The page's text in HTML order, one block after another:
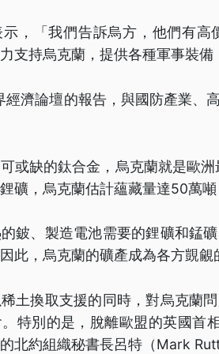
，「我們告訴烏方，他們有
支持烏克蘭，提供各種軍事裝備
濟論壇的報告，與國防產業、
或缺的鈦合金，烏克蘭就是歐
礦，烏克蘭估計蘊藏量達50萬噸
鈹、製造電池需要的鋰礦和錳
此，烏克蘭的礦產成為各方覬覦
土換取支援的同時，對烏克蘭
特別的是，脫離歐盟的英國首
北約組織秘書長呂特（Mark